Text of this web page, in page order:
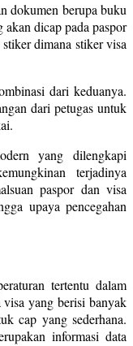
dokumen berupa buku
dicap pada paspor
dimana stiker visa
dari keduanya.
dari petugas untuk
yang dilengkapi
terjadinya
paspor dan visa
upaya pencegahan
tertentu dalam
visa yang berisi banyak
cap yang sederhana.
informasi data